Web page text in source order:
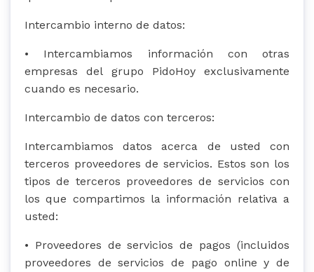
Intercambio interno de datos:
• Intercambiamos información con otras
empresas del grupo PidoHoy exclusivamente
cuando es necesario.
Intercambio de datos con terceros:
Intercambiamos datos acerca de usted con
terceros proveedores de servicios. Estos son los
tipos de terceros proveedores de servicios con
los que compartimos la información relativa a
usted:
• Proveedores de servicios de pagos (incluidos
proveedores de servicios de pago online y de